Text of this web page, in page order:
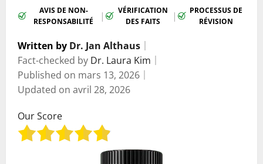
AVIS DE NON-
RESPONSABILITÉ
|
VÉRIFICATION
DES FAITS
|
PROCESSUS DE
RÉVISION
Written by Dr. Jan Althaus
Fact-checked by Dr. Laura Kim
Published on mars 13, 2026
Updated on avril 28, 2026
Our Score